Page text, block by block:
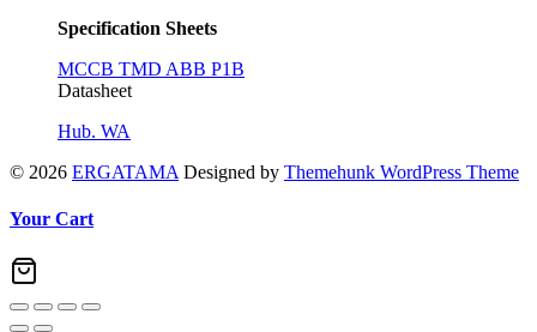
Specification Sheets
MCCB TMD ABB P1B
Datasheet
Hub. WA
© 2026 ERGATAMA Designed by Themehunk WordPress Theme
Your Cart